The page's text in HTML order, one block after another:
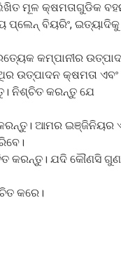
ମୂଳ କ୍ଷମତାଗୁଡିକ
ପ୍ଲେନ୍ ବିୟରିଂ,
କମ୍ପାନୀର ଉତ୍ପାଦ
ଉତ୍ପାଦନ କ୍ଷମତା ଏବଂ
ନିଶ୍ଚିତ କରନ୍ତୁ ଯେ
କରନ୍ତୁ। ଆମର ଇଞ୍ଜିନିୟର
କରନ୍ତୁ। ଯଦି କୌଣସି
କରେ।